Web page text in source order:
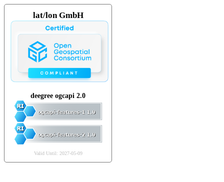
lat/lon GmbH
deegree ogcapi 2.0
Valid Until: 2027-05-09